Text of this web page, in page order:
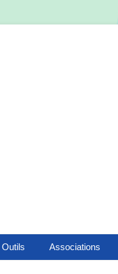
Outils Associations